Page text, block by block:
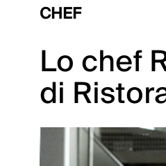
CHEF
Lo chef
di